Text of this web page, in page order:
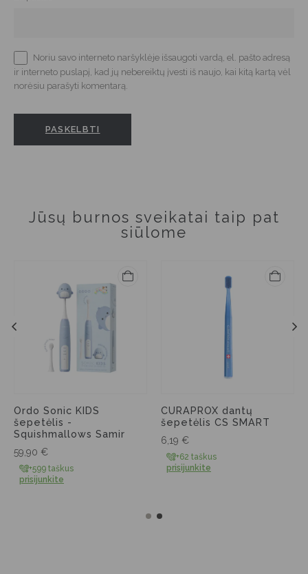
Noriu savo interneto naršyklėje išsaugoti vardą, el. pašto adresą
ir interneto puslapį, kad jų nebereiktų įvesti iš naujo, kai kitą kartą vėl
norėsiu parašyti komentarą.
Jūsų burnos sveikatai taip pat
siūlome
Ordo Sonic KIDS
šepetėlis -
Squishmallows Samir
59,90 €
+599 taškus
prisijunkite
CURAPROX dantų
šepetėlis CS SMART
6,19 €
+62 taškus
prisijunkite